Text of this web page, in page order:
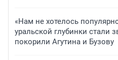
«Нам не хотелось
уральской глубинки стали
покорили Агутина и Бузову